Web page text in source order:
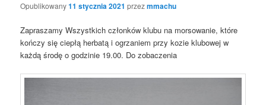
Opublikowany11 stycznia 2021 przezmmachu
Zapraszamy Wszystkich członków klubu na morsowanie, które
kończy się ciepłą herbatą i ogrzaniem przy kozie klubowej w
każdą środę o godzinie 19.00. Do zobaczenia